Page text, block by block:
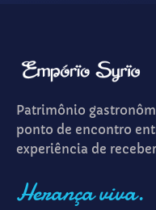
Patrimônio
ponto de encontro
experiência de
Herança viva.